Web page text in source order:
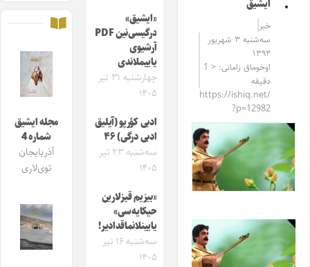
ایشیق
خبر
سه‌شنبه ۳ شهریور
۱۳۹۴
اوخوماق زامانی: < 1
دقیقه
https://ishiq.net/
?p=12982
«ایشیق»
درگیسی‌نین PDF
آرشیوی
یاییملاندی
چهارشنبه ۳۱ تیر
۱۴۰۵
ادبی کؤرپو (آیلیق
ادبی درگی) ۴۶
سه‌شنبه ۲۳ تیر
۱۴۰۵
«بیزیم قیزلارین
حیکایه‌سی»
یایینلانماقدادیر!
سه‌شنبه ۱۶ تیر
۱۴۰۵
مجله ایشیق
شماره 4
آذربایجان
توی‌لاری